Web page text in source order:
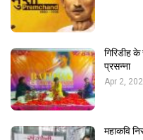
गिरिडीह
प्रसन्ना
Apr 2,
महाकवि